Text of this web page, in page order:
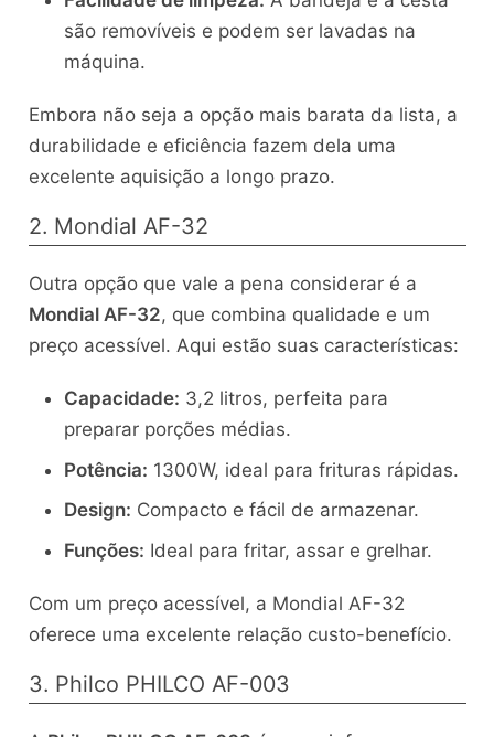
são removíveis e podem ser lavadas na
máquina.
Embora não seja a opção mais barata da lista, a
durabilidade e eficiência fazem dela uma
excelente aquisição a longo prazo.
2. Mondial AF-32
Outra opção que vale a pena considerar é a
Mondial AF-32, que combina qualidade e um
preço acessível. Aqui estão suas características:
Capacidade: 3,2 litros, perfeita para
preparar porções médias.
Potência: 1300W, ideal para frituras rápidas.
Design: Compacto e fácil de armazenar.
Funções: Ideal para fritar, assar e grelhar.
Com um preço acessível, a Mondial AF-32
oferece uma excelente relação custo-benefício.
3. Philco PHILCO AF-003